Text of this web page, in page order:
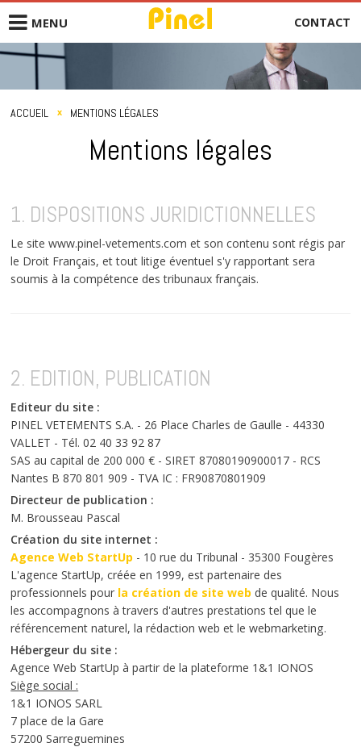
CONTACT
MENU
Femme
Marques
Carrières
ACCUEIL x MENTIONS LÉGALES
Mentions légales
1. DISPOSITIONS JURIDICTIONNELLES
Le site www.pinel-vetements.com et son contenu sont régis par
le Droit Français, et tout litige éventuel s'y rapportant sera
soumis à la compétence des tribunaux français.
2. EDITION, PUBLICATION
Editeur du site :
PINEL VETEMENTS S.A. - 26 Place Charles de Gaulle - 44330
VALLET - Tél. 02 40 33 92 87
SAS au capital de 200 000 € - SIRET 87080190900017 - RCS
Nantes B 870 801 909 - TVA IC : FR90870801909
Directeur de publication :
M. Brousseau Pascal
Création du site internet :
Agence Web StartUp - 10 rue du Tribunal - 35300 Fougères
L'agence StartUp, créée en 1999, est partenaire des
professionnels pour la création de site webde qualité. Nous
les accompagnons à travers d'autres prestations tel que le
référencement naturel, la rédaction web et le webmarketing.
Hébergeur du site :
Agence Web StartUp à partir de la plateforme 1&1 IONOS
Siège social :
1&1 IONOS SARL
7 place de la Gare
57200 Sarreguemines